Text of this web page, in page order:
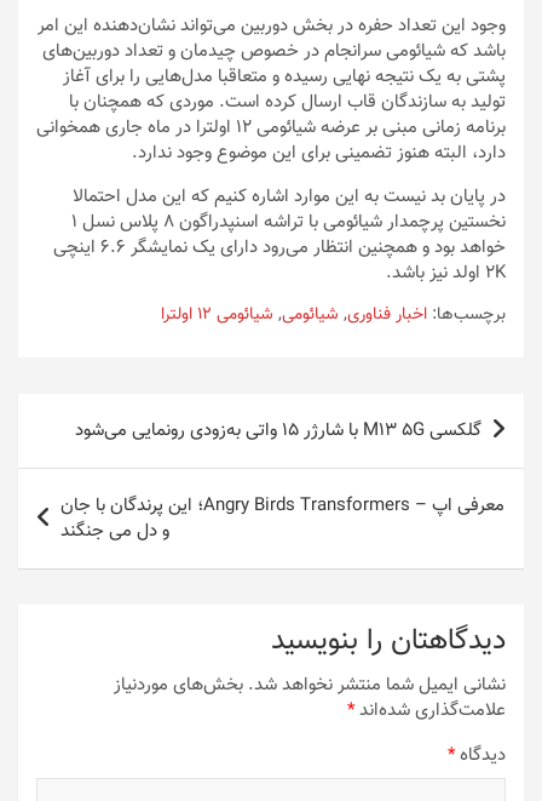
وجود این تعداد حفره در بخش دوربین می‌تواند نشان‌دهنده این امر
باشد که شیائومی سرانجام در خصوص چیدمان و تعداد دوربین‌های
پشتی به یک نتیجه نهایی رسیده و متعاقبا مدل‌هایی را برای آغاز
تولید به سازندگان قاب ارسال کرده است. موردی که همچنان با
برنامه زمانی مبنی بر عرضه شیائومی 12 اولترا در ماه جاری همخوانی
دارد، البته هنوز تضمینی برای این موضوع وجود ندارد.
در پایان بد نیست به این موارد اشاره کنیم که این مدل احتمالا
نخستین پرچمدار شیائومی با تراشه اسنپدراگون 8 پلاس نسل 1
خواهد بود و همچنین انتظار می‌رود دارای یک نمایشگر 6.6 اینچی
2K اولد نیز باشد.
برچسب‌ها: اخبار فناوری, شیائومی, شیائومی 12 اولترا
راهبری
نوشته
گلکسی M13 5G با شارژر ۱۵ واتی به‌زودی رونمایی می‌شود
معرفی اپ – Angry Birds Transformers؛ این پرندگان با جان
و دل می جنگند
دیدگاهتان را بنویسید
نشانی ایمیل شما منتشر نخواهد شد. بخش‌های موردنیاز
علامت‌گذاری شده‌اند*
دیدگاه*